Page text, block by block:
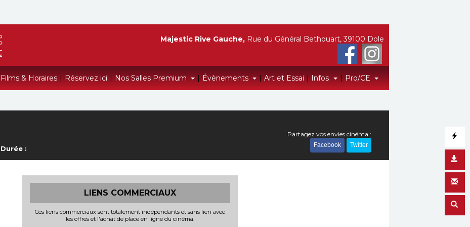
Films & Horaires | Réservez ici | Nos Salles Premium | Évènements | Art et Essai | Infos | Pro/CE
Majestic Rive Gauche, Rue du Général Bethouart, 39100 Dole
Durée :
Partagez vos envies cinéma :
Facebook Twitter
LIENS COMMERCIAUX
Ces liens commerciaux sont totalement indépendants et sans lien avec
les offres et l'achat de place en ligne du cinéma.